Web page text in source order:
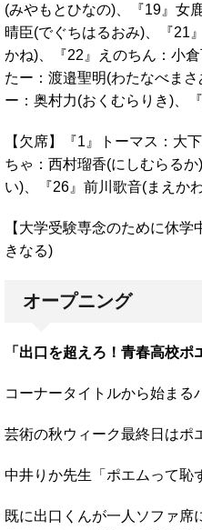
(みやもとひなの)、『19』女
晴臣(でぐちはるおみ)、『21
かね)、『22』えのちん：小
たー：渡邉聖明(わたなべま
ー：奥村力(おくむらりき)、
【欠席】『1』トーマス：大
ちゃ：西村瑠香(にしむらる
い)、『26』前川歌音(まえか
【大学受験専念のために休
きなる)
オープニング
「出口を超えろ！青春高校ポ
コーナータイトルから始まる
芸術の秋ウィーク最終日はポ
中井りか先生「ポエムって恥
既に出口くんが一人ソファ席